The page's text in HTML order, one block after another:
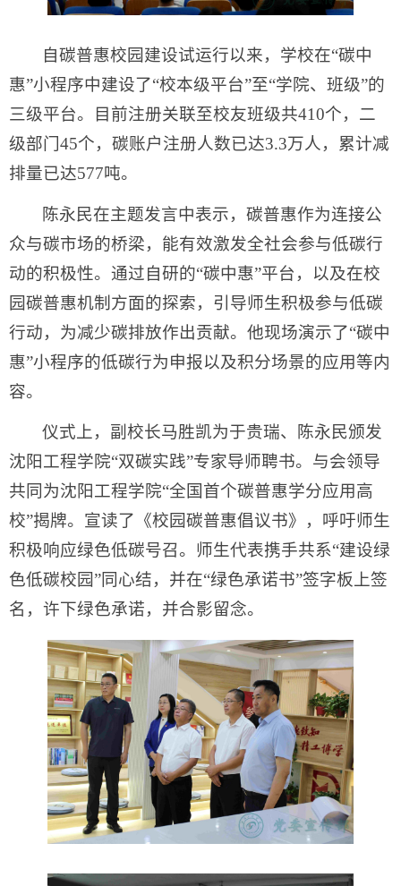
自碳普惠校园建设试运行以来，学校在“碳中
惠”小程序中建设了“校本级平台”至“学院、班级”的
三级平台。目前注册关联至校友班级共410个，二
级部门45个，碳账户注册人数已达3.3万人，累计减
排量已达577吨。
陈永民在主题发言中表示，碳普惠作为连接公
众与碳市场的桥梁，能有效激发全社会参与低碳行
动的积极性。通过自研的“碳中惠”平台，以及在校
园碳普惠机制方面的探索，引导师生积极参与低碳
行动，为减少碳排放作出贡献。他现场演示了“碳中
惠”小程序的低碳行为申报以及积分场景的应用等内
容。
仪式上，副校长马胜凯为于贵瑞、陈永民颁发
沈阳工程学院“双碳实践”专家导师聘书。与会领导
共同为沈阳工程学院“全国首个碳普惠学分应用高
校”揭牌。宣读了《校园碳普惠倡议书》，呼吁师生
积极响应绿色低碳号召。师生代表携手共系“建设绿
色低碳校园”同心结，并在“绿色承诺书”签字板上签
名，许下绿色承诺，并合影留念。